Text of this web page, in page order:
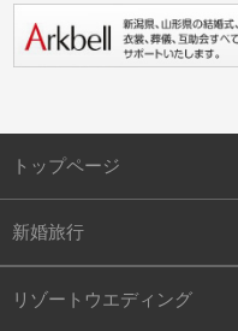
トップページ
新婚旅行
リゾートウエディング